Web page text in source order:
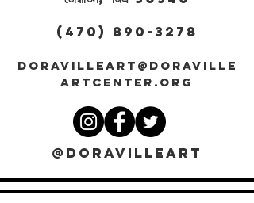
(470) 890-3278
DORAVILLEART@DORAVILLE
ARTCENTER.ORG
@DORAVILLEART